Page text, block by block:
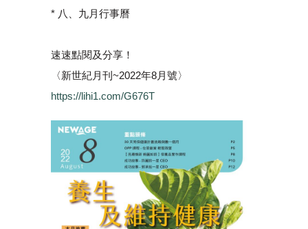
* 八、九月行事曆
速速點閱及分享！
〈新世紀月刊~2022年8月號〉
https://lihi1.com/G676T